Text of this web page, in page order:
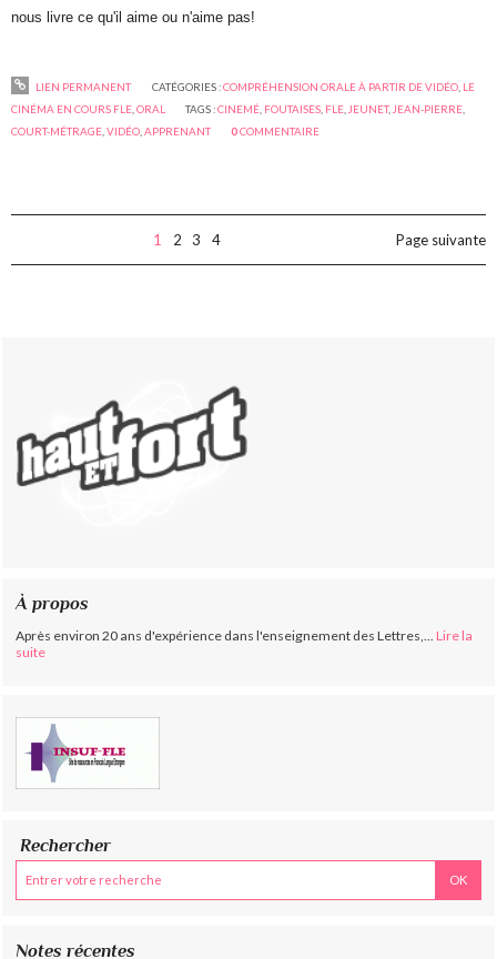
À propos
Après environ 20 ans d'expérience dans l'enseignement des Lettres,... Lire la
suite
Rechercher
Notes récentes
nous livre ce qu'il aime ou n'aime pas!
LIEN PERMANENT CATÉGORIES :COMPRÉHENSION ORALE À PARTIR DE VIDÉO, LE
CINÉMA EN COURS FLE ,ORAL TAGS :CINEMÉ FOUTAISES FLE JEUNET, JEAN-PIERRE
COURT-MÉTRAGE ,VIDÉO ,APPRENANT 0COMMENTAIRE
1 2 3 4 Page suivante